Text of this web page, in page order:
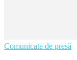
Comunicate de presă